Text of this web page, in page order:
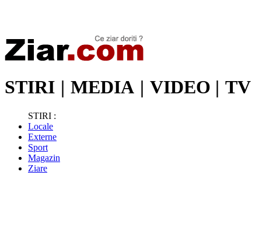
STIRI | MEDIA | VIDEO | TV
STIRI :
Locale
Externe
Sport
Magazin
Ziare